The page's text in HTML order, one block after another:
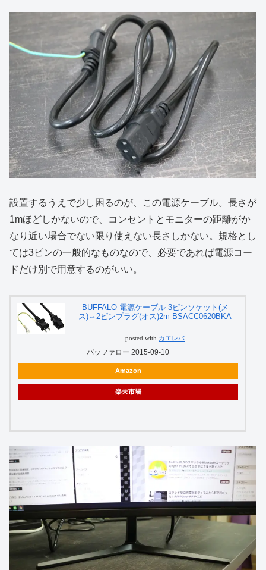
設置するうえで少し困るのが、この電源ケーブル。長さが
1mほどしかないので、コンセントとモニターの距離がか
なり近い場合でない限り使えない長さしかない。規格とし
ては3ピンの一般的なものなので、必要であれば電源コー
ドだけ別で用意するのがいい。
BUFFALO 電源ケーブル 3ピンソケット(メ
ス)⇔2ピンプラグ(オス)2m BSACC0620BKA
posted with カエレバ
バッファロー 2015-09-10
Amazon
楽天市場